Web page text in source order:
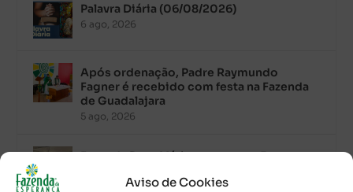
Aviso de Cookies
Palavra Diária (06/08/2026)
6 ago, 2026
Após ordenação, Padre Raymundo
Fagner é recebido com festa na Fazenda
de Guadalajara
5 ago, 2026
Fazenda Dom Mário comemora 5 anos
Cristóvão